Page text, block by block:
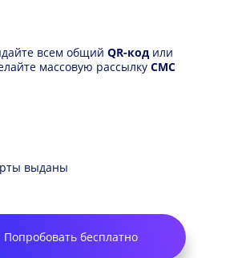
всем общий QR-кодили
массовую рассылку СМС
выданы
Попробовать бесплатно